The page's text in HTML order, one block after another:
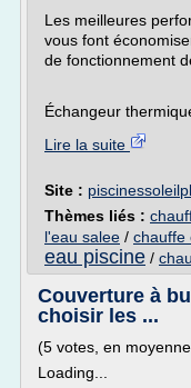
Les meilleures
vous font
de fonctionnement
Échangeur
Lire la suite
Site :
Thèmes liés :
l'eau salee / chauffe
eau piscine /
Couverture à
choisir les ...
(5 votes, en
Loading...